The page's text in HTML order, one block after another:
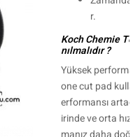
r.
Koch Chemie
nılmalıdır ?
Yüksek
one cut pad
erformansı
irinde ve orta